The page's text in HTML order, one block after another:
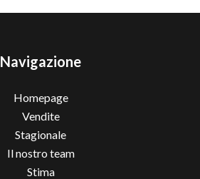
Navigazione
Homepage
Vendite
Stagionale
Il nostro team
Stima